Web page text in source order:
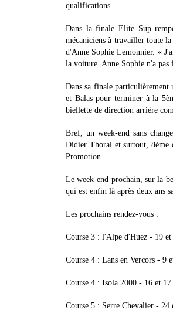
qualifications.
Dans la finale Elite Sup
mécaniciens à travailler toute
d'Anne Sophie Lemonnier. «
la voiture. Anne Sophie n'a
Dans sa finale particulièrement
et Balas pour terminer à la
biellette de direction arrière
Bref, un week-end sans
Didier Thoral et surtout, 8ème
Promotion.
Le week-end prochain, sur la
qui est enfin là après deux ans
Les prochains rendez-vous :
Course 3 : l'Alpe d'Huez - 19 et
Course 4 : Lans en Vercors - 9
Course 4 : Isola 2000 - 16 et 17
Course 5 : Serre Chevalier - 24